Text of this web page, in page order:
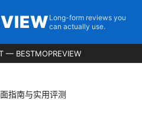
Long-form reviews you
can actually use.
— BESTMOPREVIEW
指南与实用评测